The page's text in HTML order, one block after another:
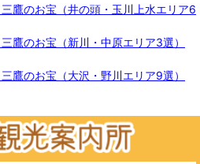
鷹のお宝（井の頭・玉川上水エリア6
鷹のお宝（新川・中原エリア3選）
鷹のお宝（大沢・野川エリア9選）